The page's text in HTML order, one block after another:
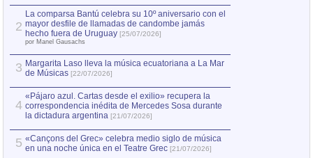
2
La comparsa Bantú celebra su 10º aniversario con el
mayor desfile de llamadas de candombe jamás
hecho fuera de Uruguay [25/07/2026]
por Manel Gausachs
3 Margarita Laso lleva la música ecuatoriana a La Mar
de Músicas [22/07/2026]
4
«Pájaro azul. Cartas desde el exilio» recupera la
correspondencia inédita de Mercedes Sosa durante
la dictadura argentina [21/07/2026]
5 «Cançons del Grec» celebra medio siglo de música
en una noche única en el Teatre Grec [21/07/2026]